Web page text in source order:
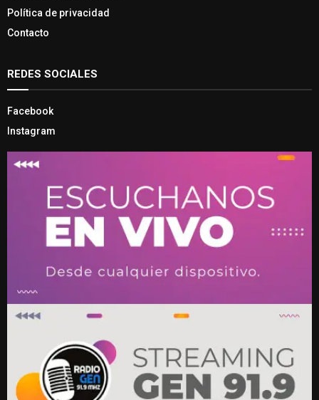
Política de privacidad
Contacto
REDES SOCIALES
Facebook
Instagram